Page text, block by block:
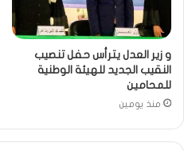
و زير العدل يترأس حفل تنصيب
النقيب الجديد للهيئة الوطنية
للمحامين
منذ يومين